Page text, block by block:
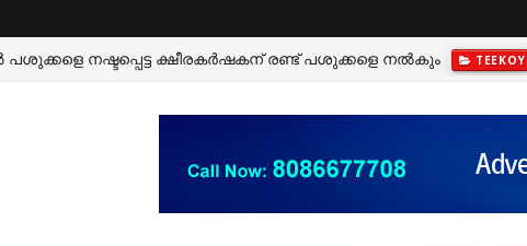
പശുക്കളെ നഷ്ടപ്പെട്ട ക്ഷീരകര്‍ഷകന് രണ്ട് പശുക്കളെ നല്‍കും TEEKOY